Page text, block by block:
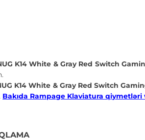
K14 White & Gray Red Switch
K14 White & Gray Red Switch
Bakıda Rampage Klaviatura qiymetləri